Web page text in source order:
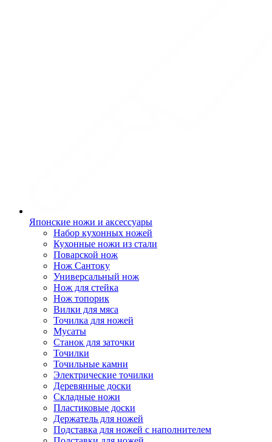
Японские ножи и аксессуары
Набор кухонных ножей
Кухонные ножи из стали
Поварской нож
Нож Сантоку
Универсальный нож
Нож для стейка
Нож топорик
Вилки для мяса
Точилка для ножей
Мусаты
Станок для заточки
Точилки
Точильные камни
Электрические точилки
Деревянные доски
Складные ножи
Пластиковые доски
Держатель для ножей
Подставка для ножей с наполнителем